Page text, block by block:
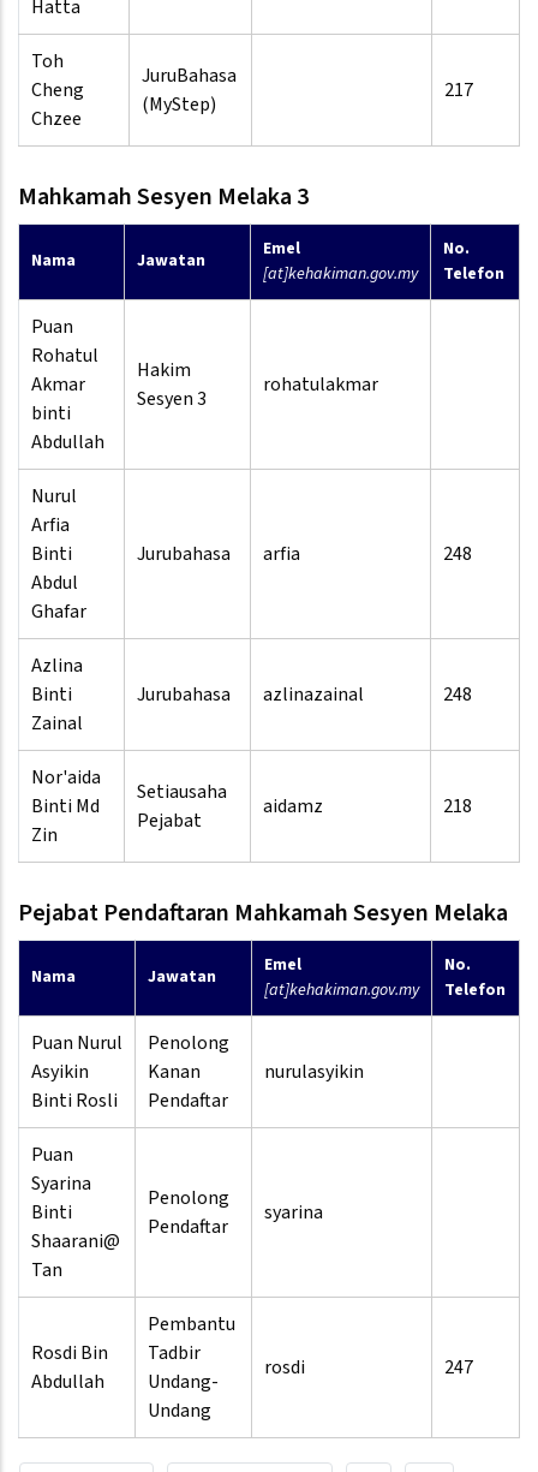
Hatta
Toh
Cheng
Chzee
JuruBahasa
(MyStep)
217
Mahkamah Sesyen Melaka 3
Nama Jawatan
Emel
[at]kehakiman.gov.my
No.
Telefon
Puan
Rohatul
Akmar
binti
Abdullah
Hakim
Sesyen 3
rohatulakmar
Nurul
Arfia
Binti
Abdul
Ghafar
Jurubahasa arfia 248
Azlina
Binti
Zainal
Jurubahasa azlinazainal 248
Nor'aida
Binti Md
Zin
Setiausaha
Pejabat
aidamz 218
Pejabat Pendaftaran Mahkamah Sesyen Melaka
Nama Jawatan
Emel
[at]kehakiman.gov.my
No.
Telefon
Puan Nurul
Asyikin
Binti Rosli
Penolong
Kanan
Pendaftar
nurulasyikin
Puan
Syarina
Binti
Shaarani@
Tan
Penolong
Pendaftar
syarina
Rosdi Bin
Abdullah
Pembantu
Tadbir
Undang-
Undang
rosdi 247